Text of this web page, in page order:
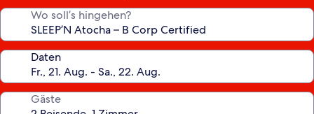
Wo soll’s hingehen?
Daten
Gäste